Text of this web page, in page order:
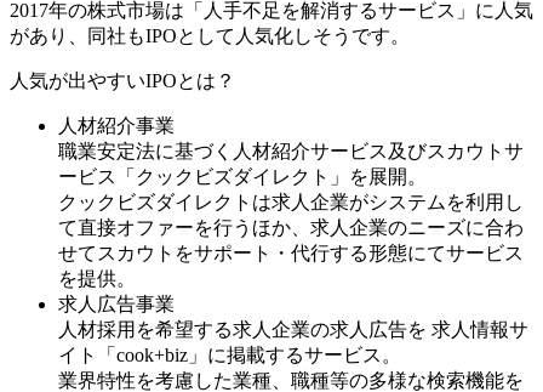
2017年の株式市場は「人手不足を解消するサービス」に人気
があり、同社もIPOとして人気化しそうです。
人気が出やすいIPOとは？
人材紹介事業
職業安定法に基づく人材紹介サービス及びスカウトサ
ービス「クックビズダイレクト」を展開。
クックビズダイレクトは求人企業がシステムを利用し
て直接オファーを行うほか、求人企業のニーズに合わ
せてスカウトをサポート・代行する形態にてサービス
を提供。
求人広告事業
人材採用を希望する求人企業の求人広告を 求人情報サ
イト「cook+biz」に掲載するサービス。
業界特性を考慮した業種、職種等の多様な検索機能を